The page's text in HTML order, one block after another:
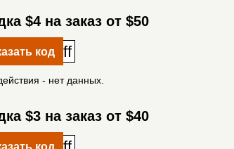
$4 на заказ от $50
код ff
- нет данных.
$3 на заказ от $40
код